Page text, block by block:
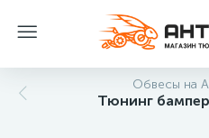
Обвесы на
Тюнинг